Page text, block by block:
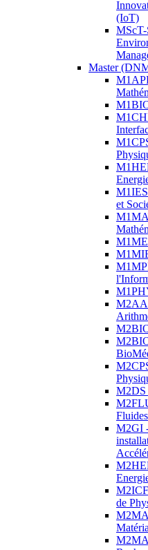
(IoT)
Master
et
M2DS
Fluides
M2GI
de